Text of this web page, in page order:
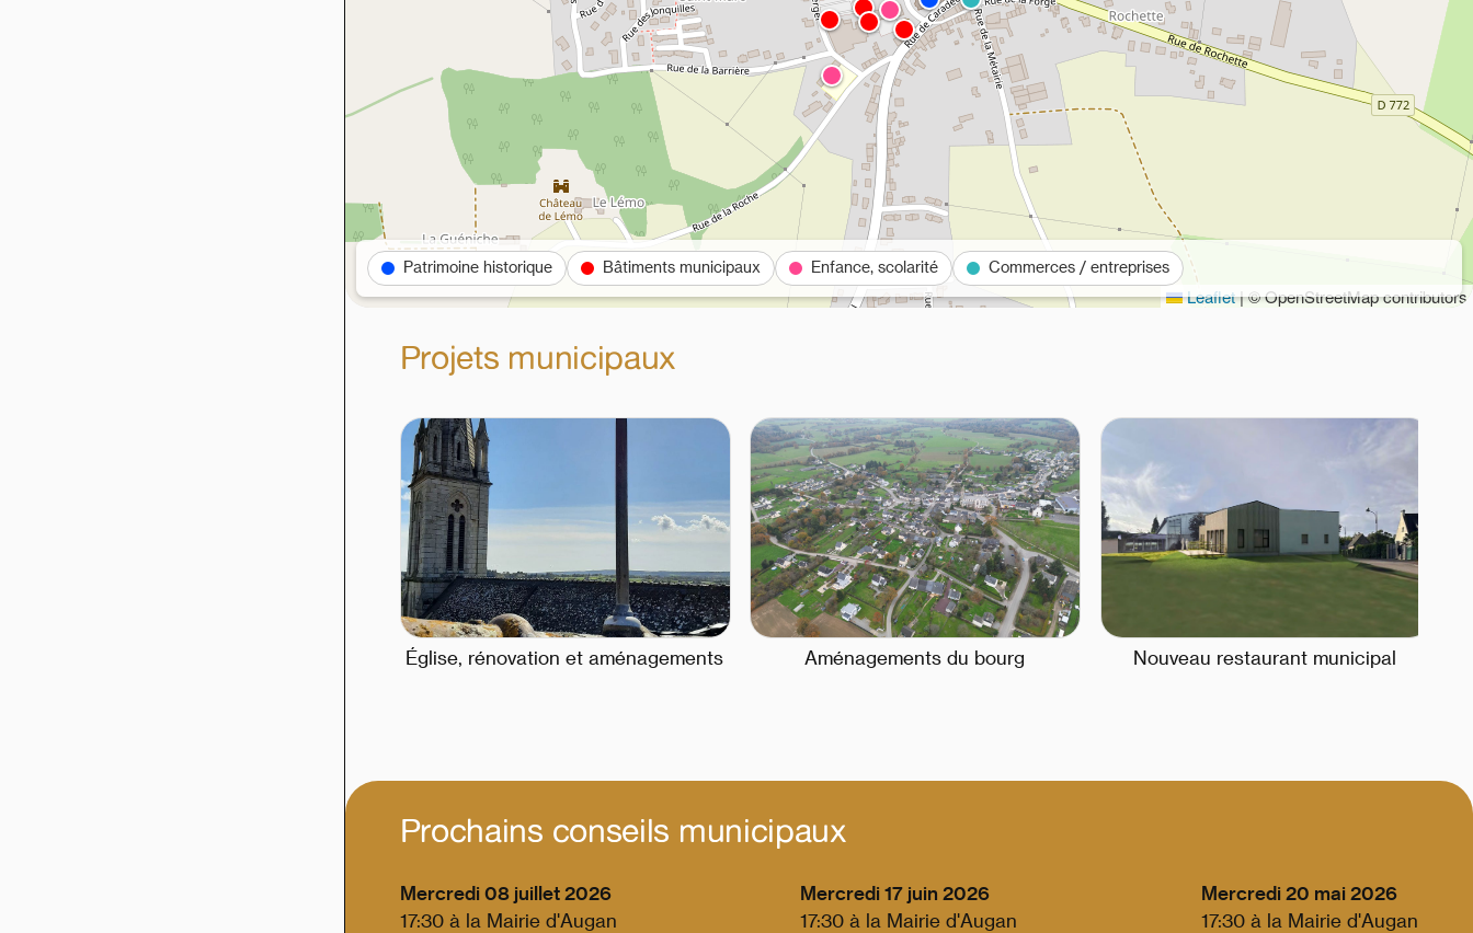
Patrimoine historique Bâtiments municipaux Enfance, scolarité Commerces / entreprises
Leaflet|© OpenStreetMap contributors
Projets municipaux
Église, rénovation et aménagements Aménagements du bourg Nouveau restaurant municipal
Prochains conseils municipaux
Mercredi 08 juillet 2026
17:30 à la Mairie d'Augan
Mercredi 17 juin 2026
17:30 à la Mairie d'Augan
Mercredi 20 mai 2026
17:30 à la Mairie d'Augan